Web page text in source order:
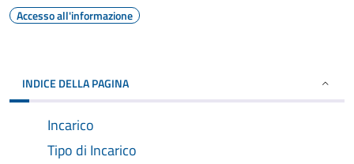
Accesso all'informazione
INDICE DELLA PAGINA
Incarico
Tipo di Incarico